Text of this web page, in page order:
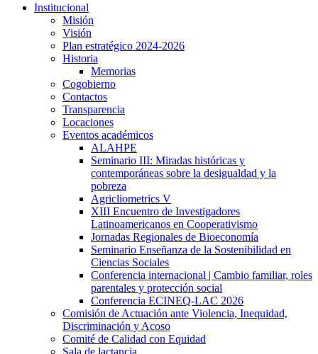
Institucional
Misión
Visión
Plan estratégico 2024-2026
Historia
Memorias
Cogobierno
Contactos
Transparencia
Locaciones
Eventos académicos
ALAHPE
Seminario III: Miradas históricas y
contemporáneas sobre la desigualdad y la
pobreza
Agricliometrics V
XIII Encuentro de Investigadores
Latinoamericanos en Cooperativismo
Jornadas Regionales de Bioeconomía
Seminario Enseñanza de la Sostenibilidad en
Ciencias Sociales
Conferencia internacional | Cambio familiar, roles
parentales y protección social
Conferencia ECINEQ-LAC 2026
Comisión de Actuación ante Violencia, Inequidad,
Discriminación y Acoso
Comité de Calidad con Equidad
Sala de lactancia